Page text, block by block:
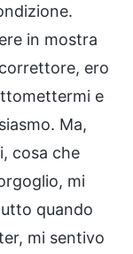
in mostra
ero
e
Ma,
cosa che
mi
quando
mi sentivo